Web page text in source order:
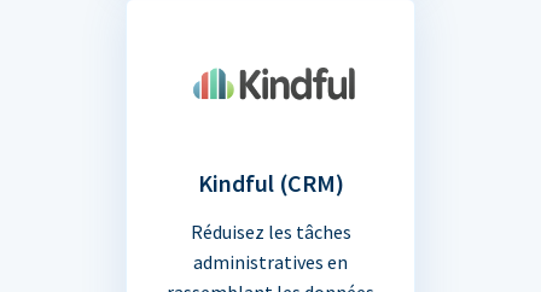
Kindful (CRM)
Réduisez les tâches
administratives en